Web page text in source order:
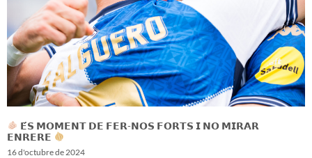
𝗘́𝗦 𝗠𝗢𝗠𝗘𝗡𝗧 𝗗𝗘 𝗙𝗘𝗥-𝗡𝗢𝗦 𝗙𝗢𝗥𝗧𝗦 𝗜 𝗡𝗢 𝗠𝗜𝗥𝗔𝗥
𝗘𝗡𝗥𝗘𝗥𝗘
16 d'octubre de 2024